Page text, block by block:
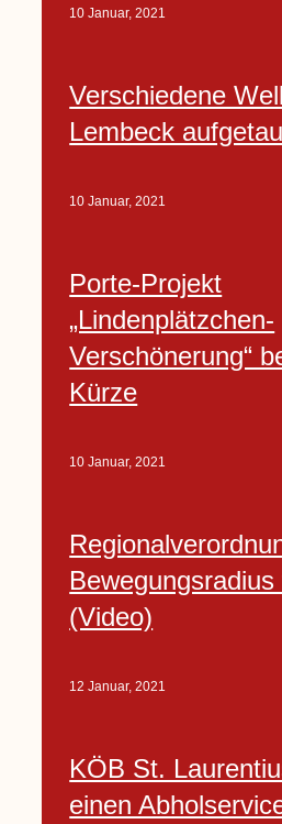
10 Januar, 2021
Verschiedene
Lembeck
10 Januar, 2021
Porte-Projekt
„Lindenplätzchen-
Verschönerung“
Kürze
10 Januar, 2021
(Video)
12 Januar, 2021
KÖB St.
einen